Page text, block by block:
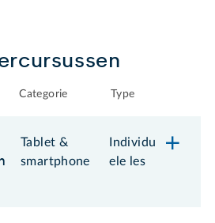
Categorie Type
Tablet &
smartphone
Individu
ele les